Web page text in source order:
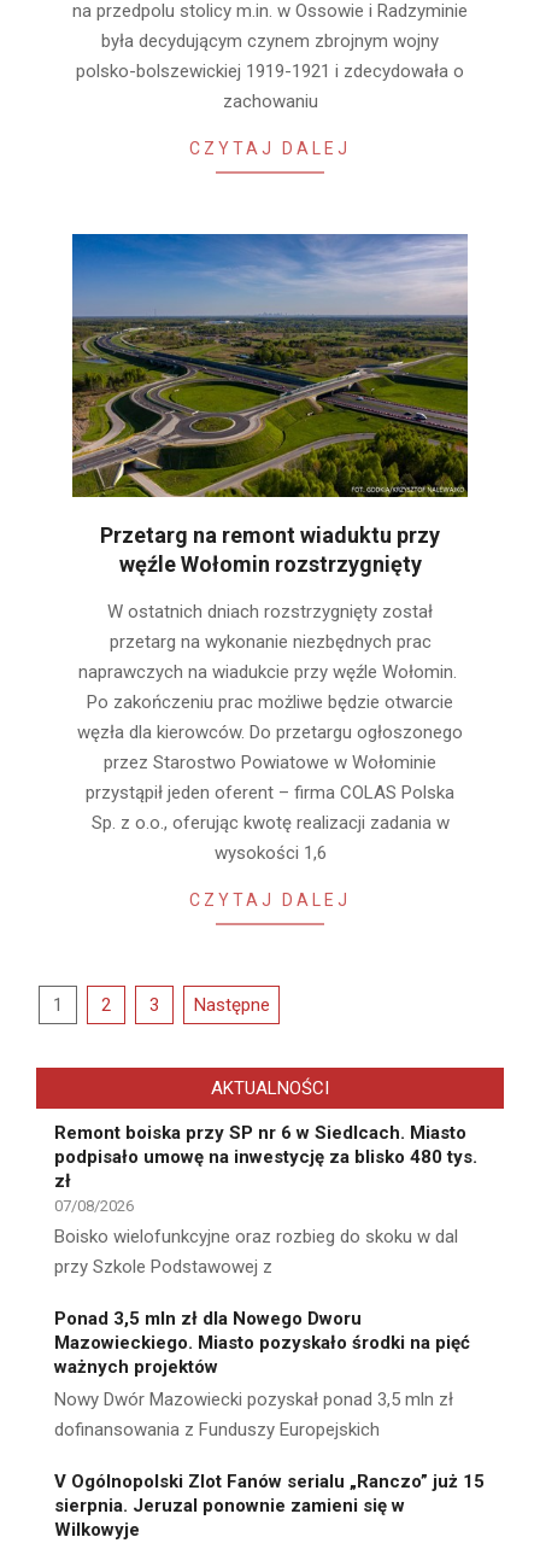
na przedpolu stolicy m.in. w Ossowie i Radzyminie
była decydującym czynem zbrojnym wojny
polsko-bolszewickiej 1919-1921 i zdecydowała o
zachowaniu
CZYTAJ DALEJ
Przetarg na remont wiaduktu przy
węźle Wołomin rozstrzygnięty
W ostatnich dniach rozstrzygnięty został
przetarg na wykonanie niezbędnych prac
naprawczych na wiadukcie przy węźle Wołomin.
Po zakończeniu prac możliwe będzie otwarcie
węzła dla kierowców. Do przetargu ogłoszonego
przez Starostwo Powiatowe w Wołominie
przystąpił jeden oferent – firma COLAS Polska
Sp. z o.o., oferując kwotę realizacji zadania w
wysokości 1,6
CZYTAJ DALEJ
Stronicowanie
1 2 3 Następne
AKTUALNOŚCI
Remont boiska przy SP nr 6 w Siedlcach. Miasto
podpisało umowę na inwestycję za blisko 480 tys.
zł
07/08/2026
Boisko wielofunkcyjne oraz rozbieg do skoku w dal
przy Szkole Podstawowej z
Ponad 3,5 mln zł dla Nowego Dworu
Mazowieckiego. Miasto pozyskało środki na pięć
ważnych projektów
Nowy Dwór Mazowiecki pozyskał ponad 3,5 mln zł
dofinansowania z Funduszy Europejskich
V Ogólnopolski Zlot Fanów serialu „Ranczo” już 15
sierpnia. Jeruzal ponownie zamieni się w
Wilkowyje